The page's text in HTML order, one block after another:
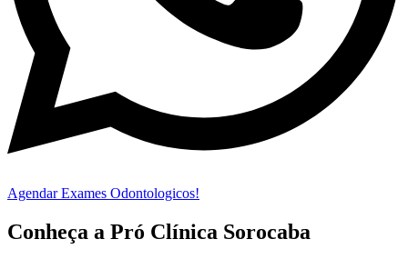
Agendar Exames Odontologicos!
Conheça a Pró Clínica Sorocaba